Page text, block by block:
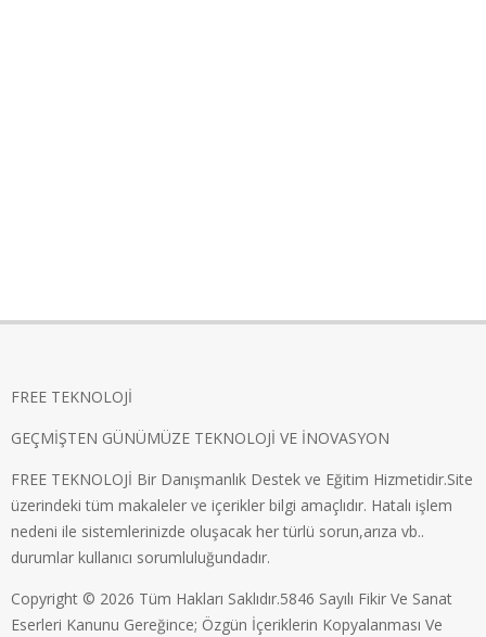
FREE TEKNOLOJİ
GEÇMİŞTEN GÜNÜMÜZE TEKNOLOJİ VE İNOVASYON
FREE TEKNOLOJİ Bir Danışmanlık Destek ve Eğitim Hizmetidir.Site
üzerindeki tüm makaleler ve içerikler bilgi amaçlıdır. Hatalı işlem
nedeni ile sistemlerinizde oluşacak her türlü sorun,arıza vb..
durumlar kullanıcı sorumluluğundadır.
Copyright © 2026 Tüm Hakları Saklıdır.5846 Sayılı Fikir Ve Sanat
Eserleri Kanunu Gereğince; Özgün İçeriklerin Kopyalanması Ve